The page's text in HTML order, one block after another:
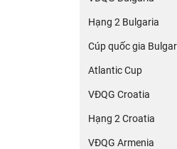
Hạng 2 Bulgaria
Cúp quốc gia
Atlantic Cup
VĐQG Croatia
Hạng 2 Croatia
VĐQG Armenia